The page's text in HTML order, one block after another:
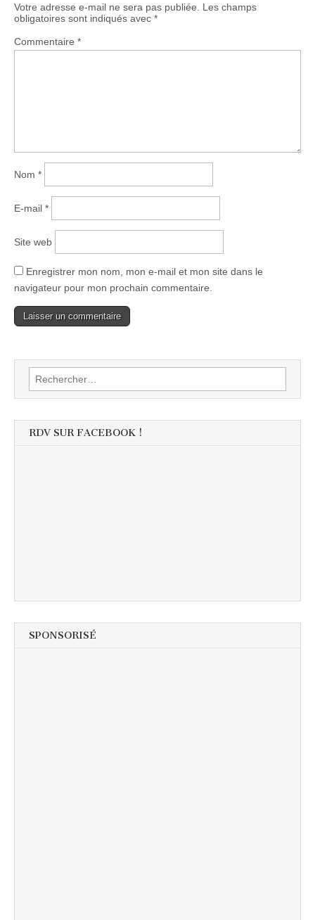
Votre adresse e-mail ne sera pas publiée.
Les champs
obligatoires sont indiqués avec *
Commentaire *
Nom *
E-mail *
Site web
Enregistrer mon nom, mon e-mail et mon site dans le
navigateur pour mon prochain commentaire.
Rechercher :
RDV SUR FACEBOOK !
SPONSORISÉ